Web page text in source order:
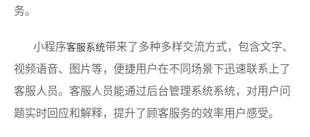
务。
小程序客服系统带来了多种多样交流方式，包含文字、
视频语音、图片等，便捷用户在不同场景下迅速联系上了
客服人员。客服人员能通过后台管理系统系统，对用户问
题实时回应和解释，提升了顾客服务的效率用户感受。